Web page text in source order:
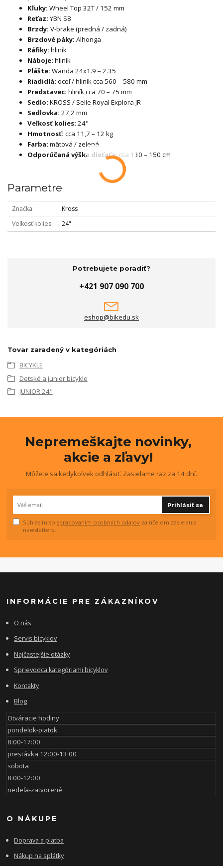
Kľuky: Wheel Top 32T / 152 mm
Reťaz: YBN S8
Brzdy: V-brake (predná / zadná)
Brzdové páky: Alhonga
Ráfiky: hliník
Náboje: hliník
Plášte: Wanda 24x1.9 – 2.35
Riadidlá: oceľ / hliník cca 560 – 580 mm
Predstavec: hliník cca 70 – 75 mm
Sedlo: KROSS / Selle Royal Explora JR
Sedlovka: 27,2 mm
Veľkosť kolies: 24"
Hmotnosť: cca 11,7 – 12 kg
Farba: mätová / zelená
Odporúčaná výška dieťaťa:cca 130 – 150 cm
Parametre
Značka
Kross
Veľkosť kolies
24"
Potrebujete poradiť?
+421 907 090 700
eshop@bikedu.sk
Tovar zaradený v kategóriách
BICYKLE
Detské a junior bicykle
JUNIOR 24"
Nepremeškajte novinky,
akcie a zľavy!
Môžete sa kedykoľvek odhlásiť. Zasielame raz za 14 dní.
Prihlásiť sa
Súhlasím so spracovaním osobných údajov za účelom zasielania
newslettera.
INFORMÁCIE PRE ZÁKAZNÍKOV
O nás
Servis bicyklov
Najčastejšie otázky
Sprievodca kategóriami bicyklov
Kontakty
Blog
Otváracie hodiny
pondelok-piatok
8:00-17:00
prestávka 12:00-13:00
sobota
8:00-12:00
nedeľa-zatvorené
O NÁKUPE
Doprava a platba
Nákup na splátky